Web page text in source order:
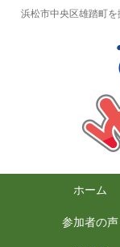
浜松市中央区雄踏町
ホーム
参加者の声